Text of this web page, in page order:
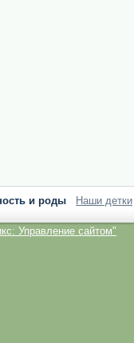
и роды Наши детки
Управление сайтом"